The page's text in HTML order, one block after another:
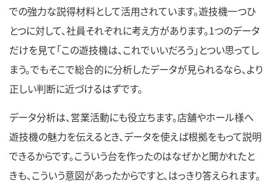
での強力な説得材料として活用されています。遊技機一つひ
とつに対して、社員それぞれに考え方があります。1つのデータ
だけを見て「この遊技機は、これでいいだろう」とつい思ってし
まう。でもそこで総合的に分析したデータが見られるなら、より
正しい判断に近づけるはずです。
データ分析は、営業活動にも役立ちます。店舗やホール様へ
遊技機の魅力を伝えるとき、データを使えば根拠をもって説明
できるからです。こういう台を作ったのはなぜかと聞かれたと
きも、こういう意図があったからですと、はっきり答えられます。